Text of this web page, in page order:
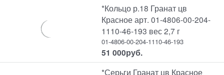
*Кольцо р.18 Гранат цв
Красное арт. 01-4806-00-204-
1110-46-193 вес 2,7 г
01-4806-00-204-1110-46-193
51 000руб.
*Серьги Гранат цв Красное